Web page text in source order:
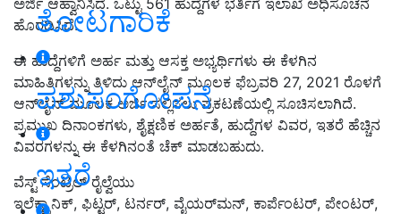
ತೋಟಗಾರಿಕೆ
ಪಶುಸಂಗೋಪನೆ
ಇತರೆ
ಹೊರಡಿಸಿದೆ.
ಈ ಹುದ್ದೆಗಳಿಗೆ ಅರ್ಹ ಮತ್ತು ಆಸಕ್ತ ಅಭ್ಯರ್ಥಿಗಳು ಈ ಕೆಳಗಿನ
ಮಾಹಿತಿಗಳನ್ನು ತಿಳಿದು ಆನ್‌ಲೈನ್‌ ಮೂಲಕ ಫೆಬ್ರವರಿ 27, 2021 ರೊಳಗೆ
ಆನ್‌ಲೈನ್‌ ಮೂಲಕ ಅರ್ಜಿ ಸಲ್ಲಿಸಲು ಪ್ರಕಟಣೆಯಲ್ಲಿ ಸೂಚಿಸಲಾಗಿದೆ.
ಪ್ರಮುಖ ದಿನಾಂಕಗಳು, ಶೈಕ್ಷಣಿಕ ಅರ್ಹತೆ, ಹುದ್ದೆಗಳ ವಿವರ, ಇತರೆ ಹೆಚ್ಚಿನ
ವಿವರಗಳನ್ನು ಈ ಕೆಳಗಿನಂತೆ ಚೆಕ್‌ ಮಾಡಬಹುದು.
ವೆಸ್ಟ್ ಸೆಂಟ್ರಲ್ ರೈಲ್ವೆಯು
ಇಲೆಕ್ಟ್ರಾನಿಕ್, ಫಿಟ್ಟರ್, ಟರ್ನರ್, ವೈಯರ್‌ಮನ್, ಕಾರ್ಪೆಂಟರ್, ಪೇಂಟರ್,